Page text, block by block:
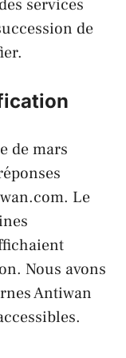
services
de
de mars
Le
Nous avons
Antiwan